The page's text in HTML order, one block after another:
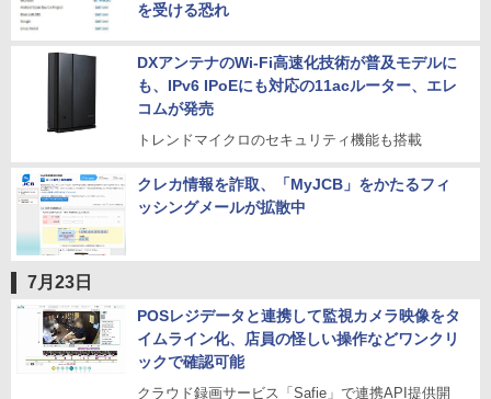
を受ける恐れ
DXアンテナのWi-Fi高速化技術が普及モデルに
も、IPv6 IPoEにも対応の11acルーター、エレ
コムが発売
トレンドマイクロのセキュリティ機能も搭載
クレカ情報を詐取、「MyJCB」をかたるフィ
ッシングメールが拡散中
7月23日
POSレジデータと連携して監視カメラ映像をタ
イムライン化、店員の怪しい操作などワンクリ
ックで確認可能
クラウド録画サービス「Safie」で連携API提供開